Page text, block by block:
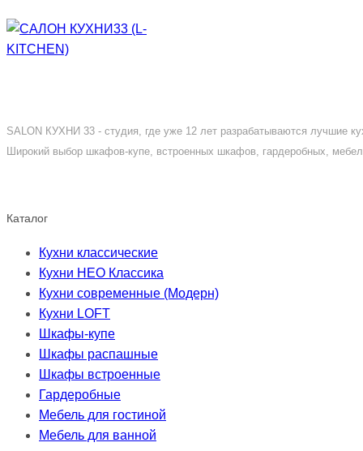
SALON КУХНИ 33 - студия, где уже 12 лет разрабатываются лучшие
Широкий выбор шкафов-купе, встроенных шкафов, гардеробных,
Каталог
Кухни классические
Кухни НЕО Классика
Кухни современные (Модерн)
Кухни LOFT
Шкафы-купе
Шкафы распашные
Шкафы встроенные
Гардеробные
Мебель для гостиной
Мебель для ванной